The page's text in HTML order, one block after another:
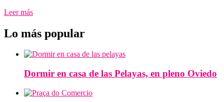
Leer más
Lo más popular
Dormir en casa de las Pelayas, en pleno Oviedo